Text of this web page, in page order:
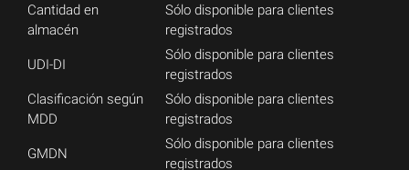
Cantidad en
almacén
Sólo disponible para clientes
registrados
UDI-DI
Sólo disponible para clientes
registrados
Clasificación según
MDD
Sólo disponible para clientes
registrados
GMDN
Sólo disponible para clientes
registrados